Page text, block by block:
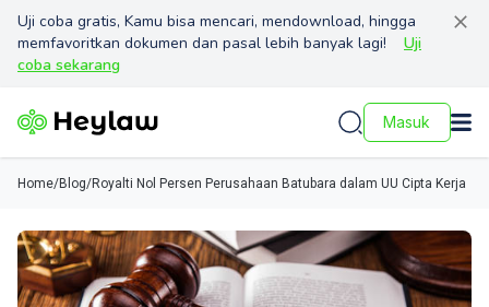
Uji coba gratis, Kamu bisa mencari, mendownload, hingga
memfavoritkan dokumen dan pasal lebih banyak lagi!
Uji
coba sekarang
Masuk
Home/Blog/Royalti Nol Persen Perusahaan Batubara dalam UU Cipta Kerja